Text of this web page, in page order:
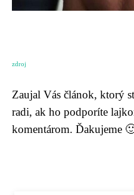
zdroj
Zaujal Vás článok, ktorý
radi, ak ho podporíte
komentárom. Ďakujeme